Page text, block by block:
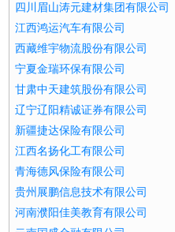
四川眉山涛元建材集团有限公司
江西鸿运汽车有限公司
西藏维宇物流股份有限公司
宁夏金瑞环保有限公司
甘肃中天建筑股份有限公司
辽宁辽阳精诚证券有限公司
新疆捷达保险有限公司
江西名扬化工有限公司
青海德风保险有限公司
贵州展鹏信息技术有限公司
河南濮阳佳美教育有限公司